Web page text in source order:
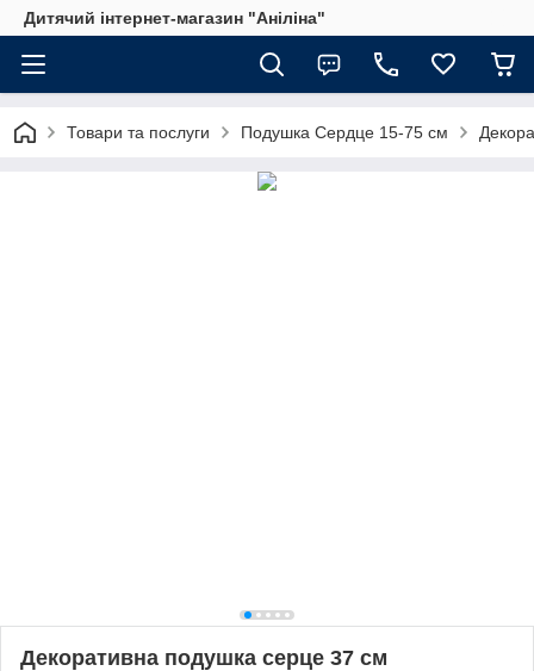
Дитячий інтернет-магазин "Аніліна"
Товари та послуги Подушка Сердце 15-75 см
Декоративна подушка серце 37 см